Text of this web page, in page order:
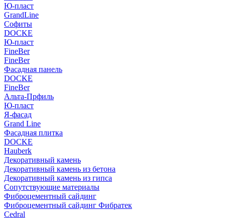
Ю-пласт
GrandLine
Софиты
DOCKE
Ю-пласт
FineBer
FineBer
Фасадная панель
DOCKE
FineBer
Альта-Прфиль
Ю-пласт
Я-фасад
Grand Line
Фасадная плитка
DOCKE
Hauberk
Декоративный камень
Декоративный камень из бетона
Декоративный камень из гипса
Сопутствующие материалы
Фиброцементный сайдинг
Фиброцементный сайдинг Фибратек
Cedral